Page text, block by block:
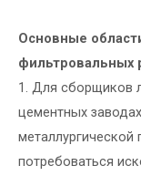
Основные
фильтровальных
1. Для сборщиков
цементных
потребоваться